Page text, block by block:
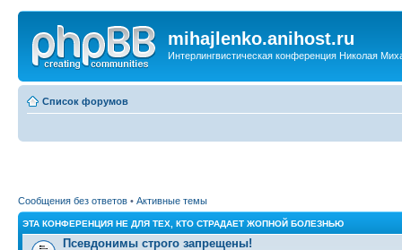
mihajlenko.anihost.ru
Интерлингвистическая конференция Николая
Список форумов
Сообщения без ответов • Активные темы
ЭТА КОНФЕРЕНЦИЯ НЕ ДЛЯ ТЕХ, КТО СТРАДАЕТ ЖОПНОЙ БОЛЕЗНЬЮ
Псевдонимы строго запрещены!